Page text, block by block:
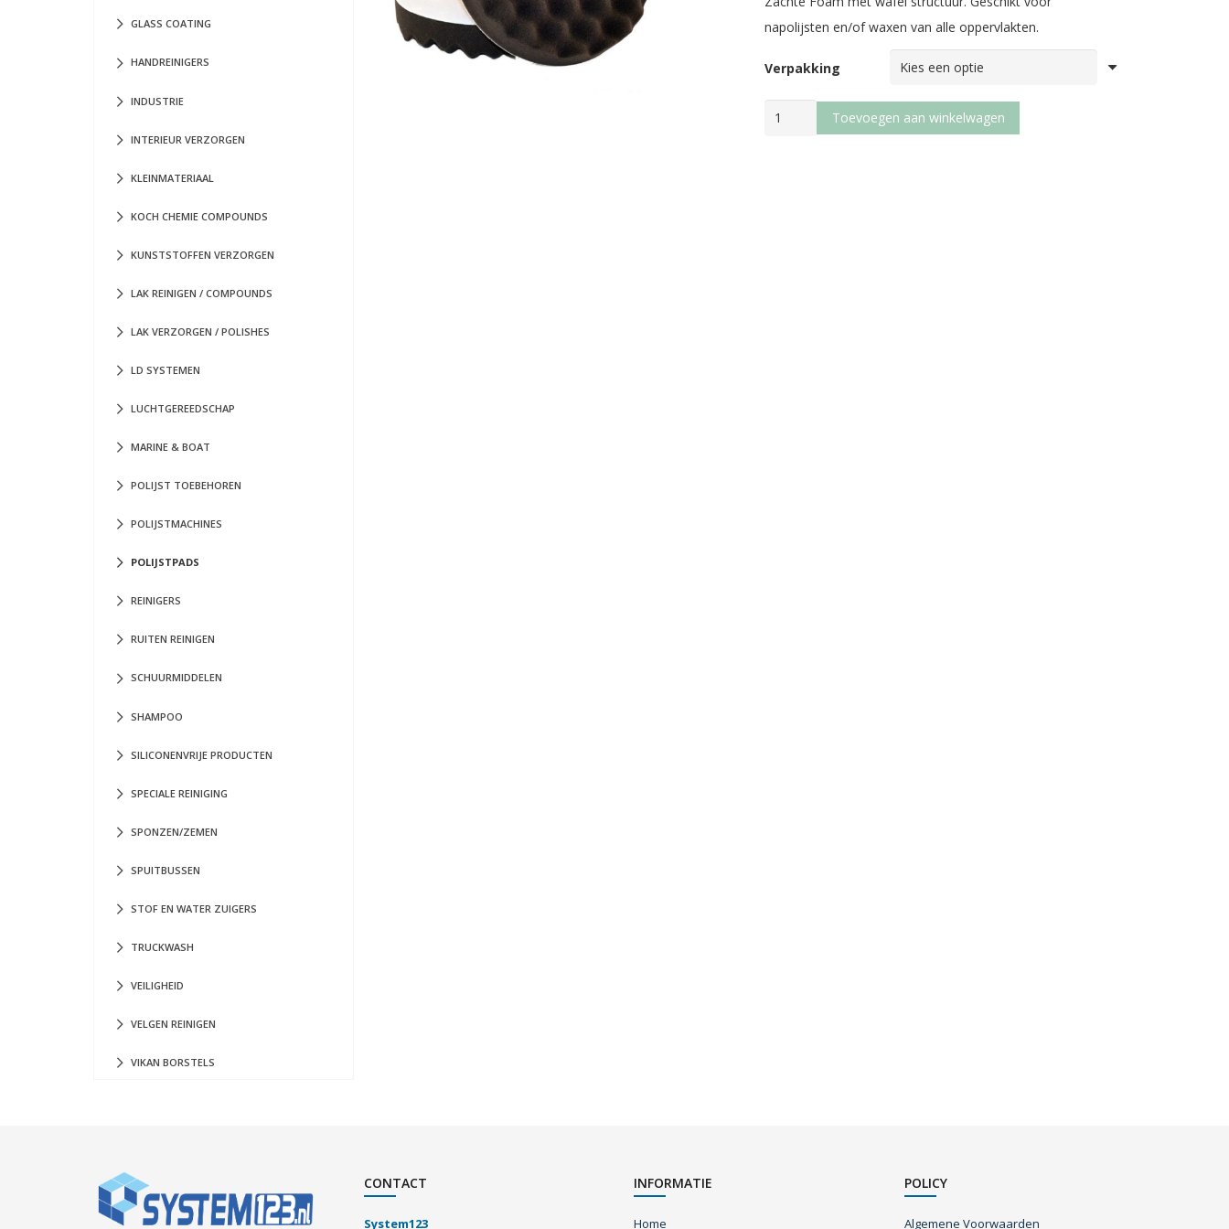
GLASS COATING
HANDREINIGERS
INDUSTRIE
INTERIEUR VERZORGEN
KLEINMATERIAAL
KOCH CHEMIE COMPOUNDS
KUNSTSTOFFEN VERZORGEN
LAK REINIGEN / COMPOUNDS
LAK VERZORGEN / POLISHES
LD SYSTEMEN
LUCHTGEREEDSCHAP
MARINE & BOAT
POLIJST TOEBEHOREN
POLIJSTMACHINES
POLIJSTPADS
REINIGERS
RUITEN REINIGEN
SCHUURMIDDELEN
SHAMPOO
SILICONENVRIJE PRODUCTEN
SPECIALE REINIGING
SPONZEN/ZEMEN
SPUITBUSSEN
STOF EN WATER ZUIGERS
TRUCKWASH
VEILIGHEID
VELGEN REINIGEN
VIKAN BORSTELS
napolijsten en/of waxen van alle oppervlakten.
Verpakking
VELCRO
Toevoegen aan winkelwagen
CONTACT
System123
INFORMATIE
Home
POLICY
Algemene Voorwaarden